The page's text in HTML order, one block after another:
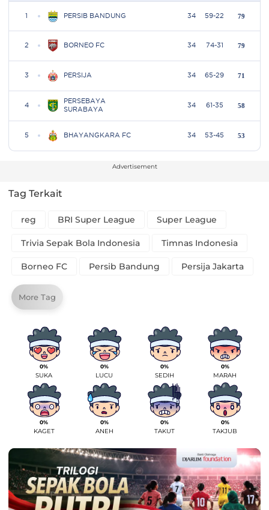
Advertisement
Tag Terkait
reg BRI Super League Super League
Trivia Sepak Bola Indonesia Timnas Indonesia
Borneo FC Persib Bandung Persija Jakarta
More Tag
0%
SUKA
0%
LUCU
0%
SEDIH
0%
MARAH
0%
KAGET
0%
ANEH
0%
TAKUT
0%
TAKJUB